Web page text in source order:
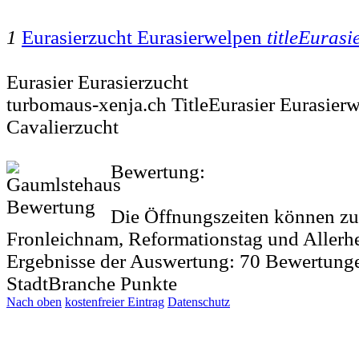
1 Eurasierzucht Eurasierwelpen
Eurasier Eurasierzucht
turbomaus-xenja.ch TitleEurasier
Cavalierzucht
Bewertung:
Die Öffnungszeiten können
Fronleichnam, Reformationstag und
Ergebnisse der Auswertung: 70
StadtBranche Punkte
Nach oben kostenfreier Eintrag Datenschutz